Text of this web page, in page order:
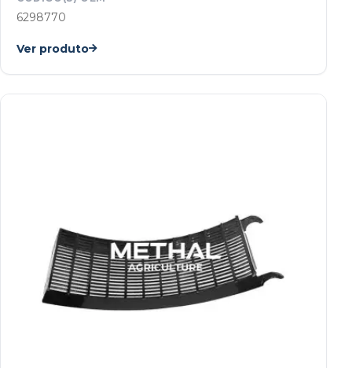
6298770
Ver produto